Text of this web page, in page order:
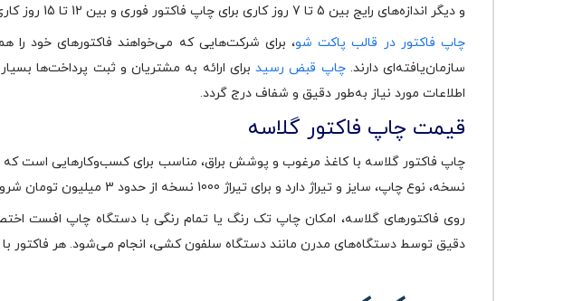
و دیگر اندازه‌های رایج بین 5 تا 7 روز کاری برای چاپ فاکتور فوری و بین 12 تا 15 روز کاری برای سفارشات معمولی، ارائه می‌شوند تا با هر نوع کسب‌وکار هماهنگ باشند.
چاپ فاکتور در قالب پاکت شو، برای شرکت‌هایی که می‌خواهند فاکتورهای خود را
سازمان‌یافته‌ای دارند.چاپ قبض رسیدبرای ارائه به مشتریان و ثبت پرداخت‌ها
اطلاعات مورد نیاز به‌طور دقیق و شفاف درج گردد.
قیمت چاپ فاکتور گلاسه
چاپ فاکتور گلاسه با کاغذ مرغوب و پوشش براق، مناسب برای کسب‌وکارهایی است که
نسخه، نوع چاپ، سایز و تیراژ دارد و برای تیراژ 1000 نسخه از حدود 3 میلیون تومان شروع می‌شود.
روی فاکتورهای گلاسه، امکان چاپ تک رنگ یا تمام رنگی با دستگاه چاپ افست
دقیق توسط دستگاه‌های مدرن مانند دستگاه سلفون کشی، انجام می‌شود. هر فاکتور